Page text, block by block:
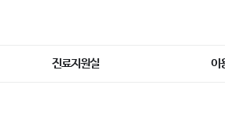
진료지원실 이